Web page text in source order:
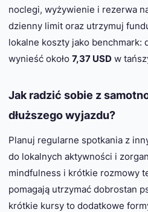
noclegi, wyżywienie i rezerwa
dzienny limit oraz utrzymuj
lokalne koszty jako benchmark:
wynieść około 7,37 USD w
Jak radzić sobie z
dłuższego wyjazdu?
Planuj regularne spotkania z
do lokalnych aktywności i
mindfulness i krótkie rozmowy
pomagają utrzymać dobrostan
krótkie kursy to dodatkowe